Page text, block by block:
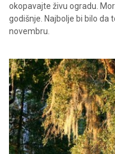
okopavajte živu ogradu.
godišnje. Najbolje bi bilo da
novembru.